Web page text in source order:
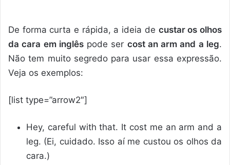
De forma curta e rápida, a ideia de custar os olhos
da cara em inglêspode ser cost an arm and a leg.
Não tem muito segredo para usar essa expressão.
Veja os exemplos:
[list type=”arrow2″]
Hey, careful with that. It cost me an arm and a
leg. (Ei, cuidado. Isso aí me custou os olhos da
cara.)